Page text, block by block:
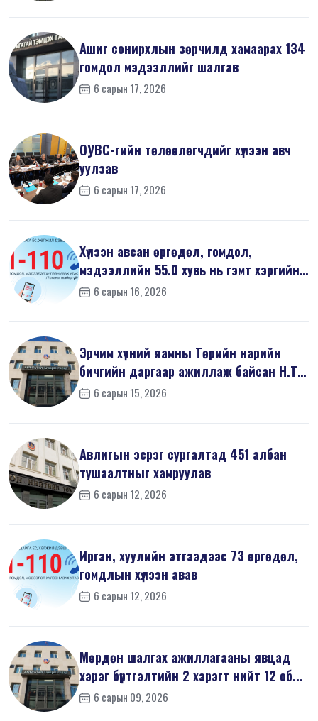
Ашиг сонирхлын зөрчилд хамаарах 134
гомдол мэдээллийг шалгав
6 сарын 17, 2026
ОУВС-гийн төлөөлөгчдийг хүлээн авч
уулзав
6 сарын 17, 2026
Хүлээн авсан өргөдөл, гомдол,
мэдээллийн 55.0 хувь нь гэмт хэргийн
шин...
6 сарын 16, 2026
Эрчим хүчний яамны Төрийн нарийн
бичгийн даргаар ажиллаж байсан Н.Т
на...6 сарын 15, 2026
Авлигын эсрэг сургалтад 451 албан
тушаалтныг хамруулав
6 сарын 12, 2026
Иргэн, хуулийн этгээдээс 73 өргөдөл,
гомдлын хүлээн авав
6 сарын 12, 2026
Мөрдөн шалгах ажиллагааны явцад
хэрэг бүртгэлтийн 2 хэрэгт нийт 12 об...
6 сарын 09, 2026